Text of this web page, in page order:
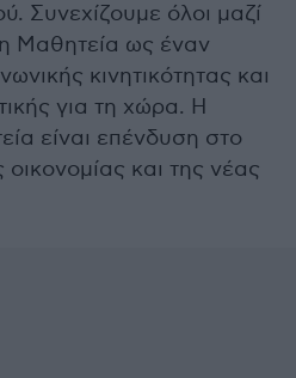
Συνεχίζουμε όλοι μαζί
Μαθητεία ως έναν
κινητικότητας και
για τη χώρα. Η
είναι επένδυση στο
και της νέας